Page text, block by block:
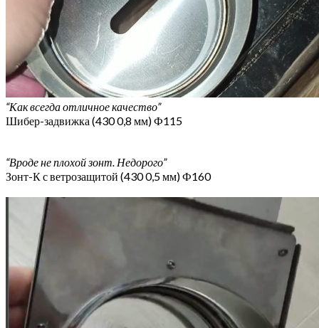
“Как всегда отличное качество”
Шибер-задвижка (430 0,8 мм) Ф115
“Вроде не плохой зонт. Недорого”
Зонт-К с ветрозащитой (430 0,5 мм) Ф160